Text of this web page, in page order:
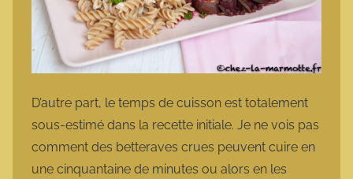
D’autre part, le temps de cuisson est totalement
sous-estimé dans la recette initiale. Je ne vois pas
comment des betteraves crues peuvent cuire en
une cinquantaine de minutes ou alors en les